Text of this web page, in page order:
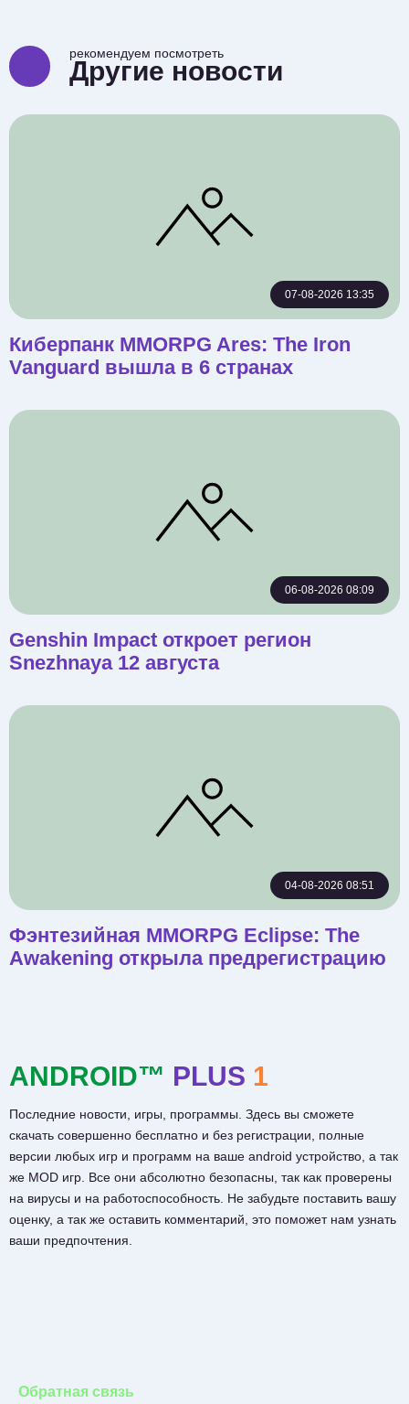
рекомендуем посмотреть
Другие новости
07-08-2026 13:35
Киберпанк MMORPG Ares: The Iron
Vanguard вышла в 6 странах
06-08-2026 08:09
Genshin Impact откроет регион
Snezhnaya 12 августа
04-08-2026 08:51
Фэнтезийная MMORPG Eclipse: The
Awakening открыла предрегистрацию
ANDROID™ PLUS 1
Последние новости, игры, программы. Здесь вы сможете
скачать совершенно бесплатно и без регистрации, полные
версии любых игр и программ на ваше android устройство, а так
же MOD игр. Все они абсолютно безопасны, так как проверены
на вирусы и на работоспособность. Не забудьте поставить вашу
оценку, а так же оставить комментарий, это поможет нам узнать
ваши предпочтения.
Обратная связь